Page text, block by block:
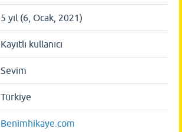
5 yıl (6, Ocak, 2021)
Kayıtlı kullanıcı
Sevim
Türkiye
Benimhikaye.com